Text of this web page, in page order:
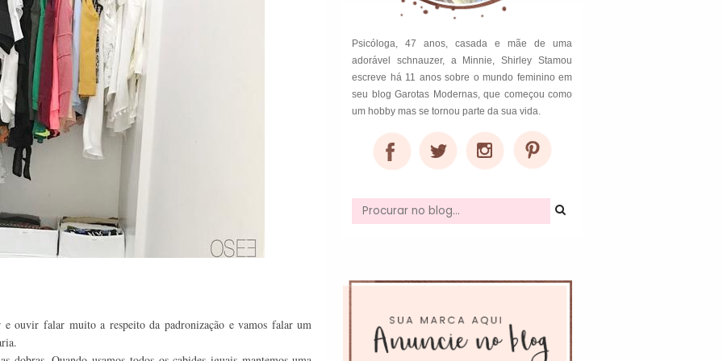
e ouvir falar muito a respeito da padronização e vamos falar um
Psicóloga, 47 anos, casada e mãe de uma
adorável schnauzer, a Minnie, Shirley Stamou
escreve há 11 anos sobre o mundo feminino em
seu blog Garotas Modernas, que começou como
um hobby mas se tornou parte da sua vida.